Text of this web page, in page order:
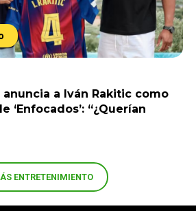
a Iván Rakitic como
‘Enfocados’: “¿Querían
ENTRETENIMIENTO